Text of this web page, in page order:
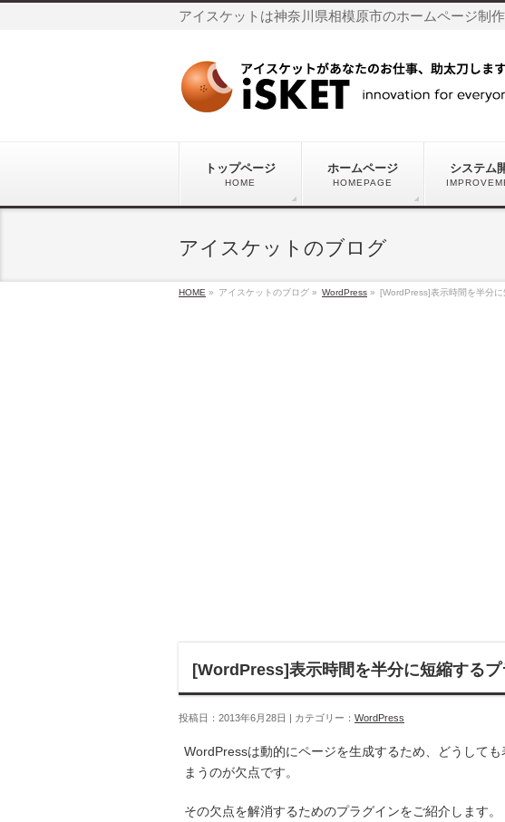
アイスケットは神奈川県相模原市のホームページ制
トップページ
HOME
ホームページ
HOMEPAGE
システム
アイスケットのブログ
HOME » アイスケットのブログ » WordPress » [WordPress]表示時間を半分
[WordPress]表示時間を半分に短縮するプ
投稿日：2013年6月28日 | カテゴリー： WordPress
WordPressは動的にページを生成するため、どうして
まうのが欠点です。
その欠点を解消するためのプラグインをご紹介します。